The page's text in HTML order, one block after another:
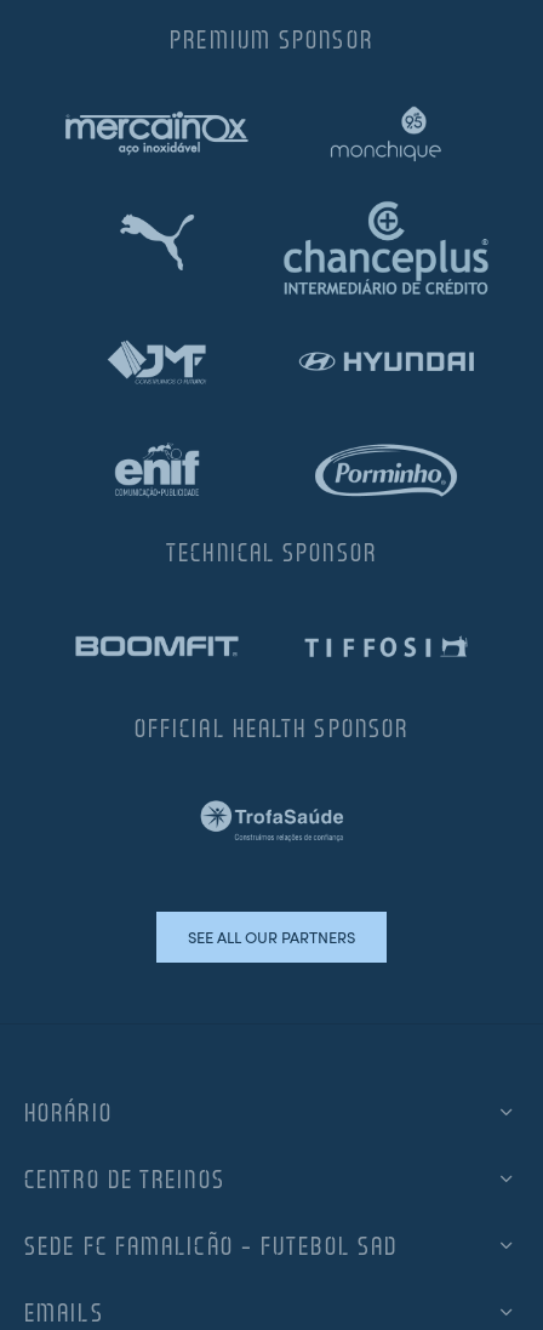
PREMIUM SPONSOR
TECHNICAL SPONSOR
OFFICIAL HEALTH SPONSOR
SEE ALL OUR PARTNERS
HORÁRIO
CENTRO DE TREINOS
SEDE FC FAMALICÃO – FUTEBOL SAD
EMAILS